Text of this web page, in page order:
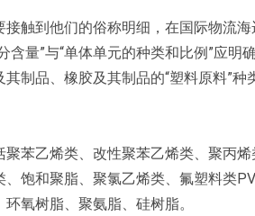
触到他们的俗称明细，在国际物流
量”与“单体单元的种类和比例”应明
制品、橡胶及其制品的“塑料原料”种
苯乙烯类、改性聚苯乙烯类、聚丙
饱和聚脂、聚氯乙烯类、氟塑料类
氧树脂、聚氨脂、硅树脂。